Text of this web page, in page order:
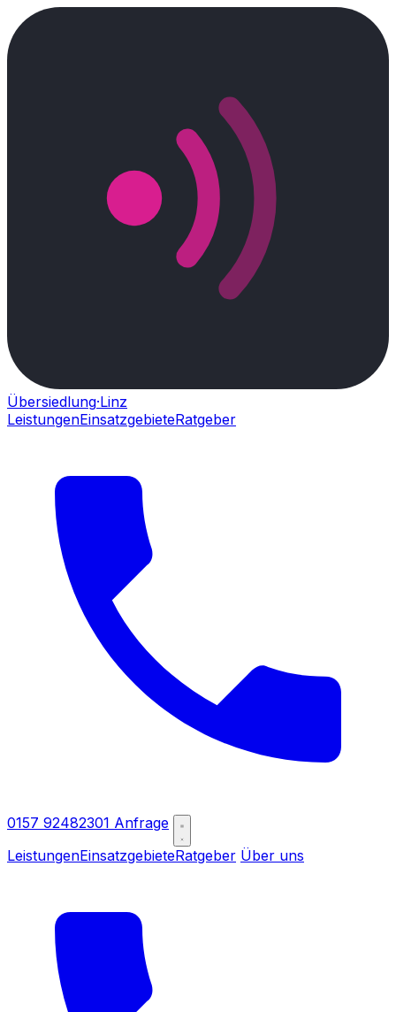
Übersiedlung·Linz
LeistungenEinsatzgebieteRatgeber
0157 92482301 Anfrage
LeistungenEinsatzgebieteRatgeber Über uns